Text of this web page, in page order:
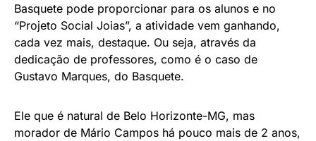
Basquete pode proporcionar para os alunos e no
“Projeto Social Joias”, a atividade vem ganhando,
cada vez mais, destaque. Ou seja, através da
dedicação de professores, como é o caso de
Gustavo Marques, do Basquete.
Ele que é natural de Belo Horizonte-MG, mas
morador de Mário Campos há pouco mais de 2 anos,